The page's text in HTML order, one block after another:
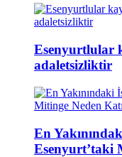
Esenyurtlular
adaletsizliktir
En
Esenyurt’taki